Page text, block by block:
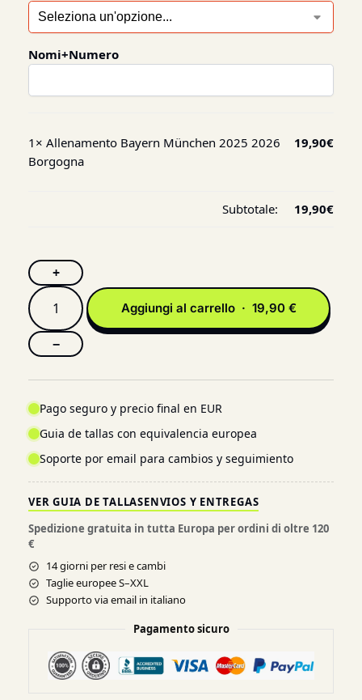
Nomi+Numero
1× Allenamento Bayern München 2025 2026
Borgogna
19,90€
Subtotale: 19,90€
+
−
Aggiungi al carrello · 19,90 €
Pago seguro y precio final en EUR
Guia de tallas con equivalencia europea
Soporte por email para cambios y seguimiento
VER GUIA DE TALLASENVIOS Y ENTREGAS
Spedizione gratuita in tutta Europa per ordini di oltre 120
€
14 giorni per resi e cambi
Taglie europee S–XXL
Supporto via email in italiano
Pagamento sicuro